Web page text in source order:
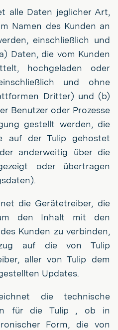
alle Daten jeglicher Art,
Namen des Kunden an
einschließlich und
Daten, die vom Kunden
hochgeladen oder
und ohne
Dritter) und (b)
Benutzer oder Prozesse
gestellt werden, die
auf der Tulip gehostet
anderweitig über die
oder übertragen
die Gerätetreiber, die
den Inhalt mit den
Kunden zu verbinden,
auf die von Tulip
aller von Tulip dem
Updates.
die technische
für die Tulip , ob in
Form, die von